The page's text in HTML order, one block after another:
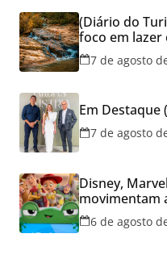
(Diário do
foco em lazer
cresce no
7 de agosto
Em Destaque
7 de agosto
Disney,
movimentam
do Aparecida
6 de agosto